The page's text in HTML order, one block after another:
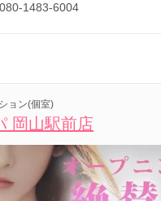
080-1483-6004
ョン(個室)
岡山駅前店